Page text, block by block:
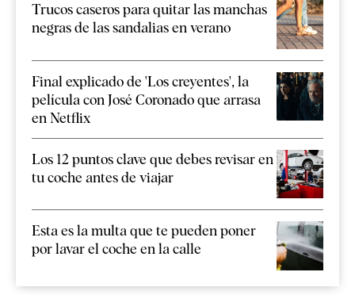
Trucos caseros para quitar las manchas
negras de las sandalias en verano
Final explicado de 'Los creyentes', la
película con José Coronado que arrasa
en Netflix
Los 12 puntos clave que debes revisar en
tu coche antes de viajar
Esta es la multa que te pueden poner
por lavar el coche en la calle